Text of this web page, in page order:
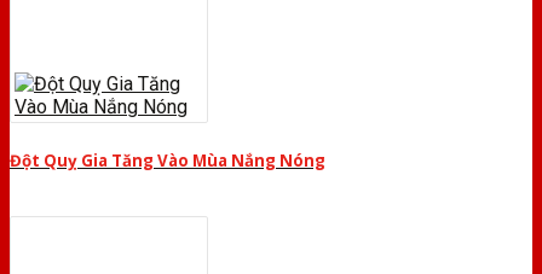
Đột Quỵ Gia Tăng Vào Mùa Nắng Nóng